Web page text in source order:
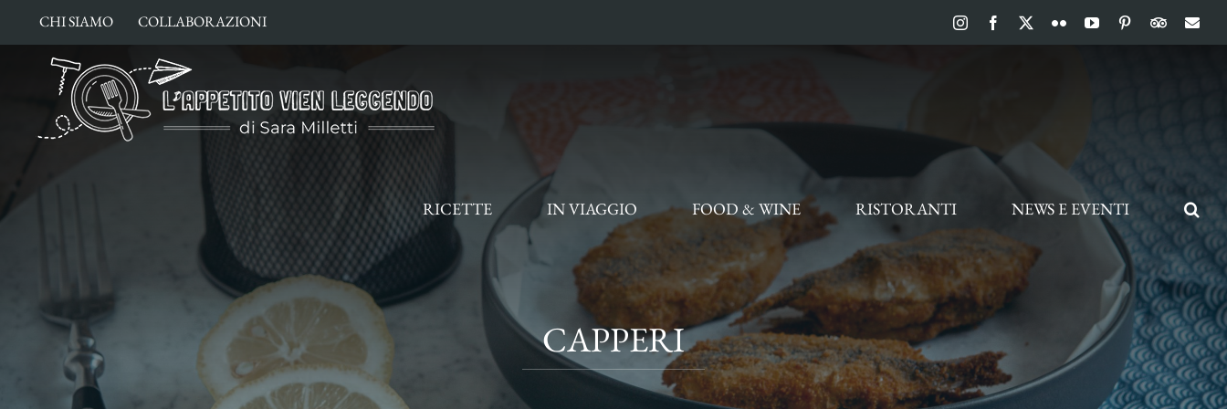
contenuto
CHI SIAMO COLLABORAZIONI InstagramFacebook FlickrYouTubePinterest
RICETTE IN VIAGGIO FOOD & WINE RISTORANTI NEWS E EVENTI
CAPPERI